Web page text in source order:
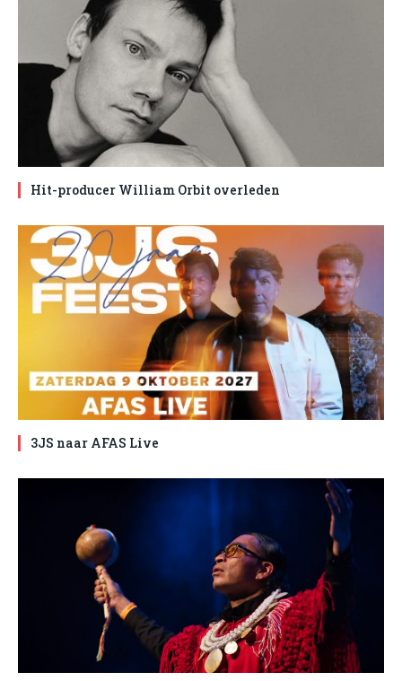
Hit-producer William Orbit overleden
3JS naar AFAS Live